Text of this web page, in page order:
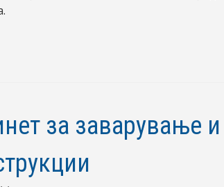
за заварување